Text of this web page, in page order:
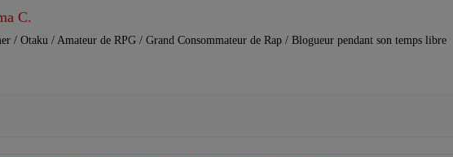
C.
/ Otaku / Amateur de RPG / Grand Consommateur de Rap / Blogueur pendant son temps libre